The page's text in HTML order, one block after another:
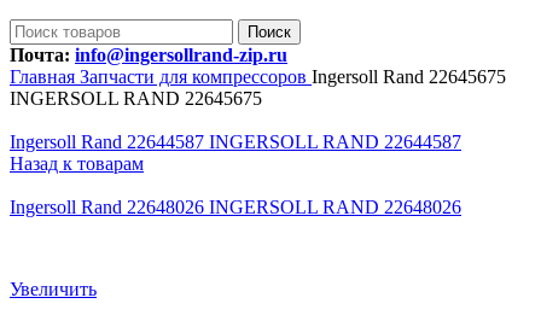
Поиск
Почта: info@ingersollrand-zip.ru
Главная Запчасти для компрессоров Ingersoll Rand 22645675
INGERSOLL RAND 22645675
Ingersoll Rand 22644587 INGERSOLL RAND 22644587
Назад к товарам
Ingersoll Rand 22648026 INGERSOLL RAND 22648026
Увеличить